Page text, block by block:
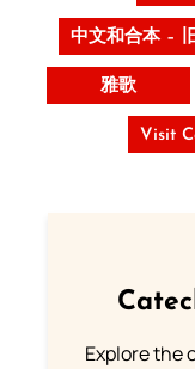
中文和合本 –
雅歌
Visit
Explore the